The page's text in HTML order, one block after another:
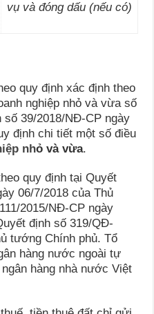
vụ và đóng dấu (nếu có)
quy định xác định theo
nghiệp nhỏ và vừa số
số 39/2018/NĐ-CP ngày
định chi tiết một số điều
nhỏ và vừa.
quy định tại Quyết
06/7/2018 của Thủ
2015/NĐ-CP ngày
định số 319/QĐ-
tướng Chính phủ. Tổ
hàng nước ngoài tự
hàng nhà nước Việt